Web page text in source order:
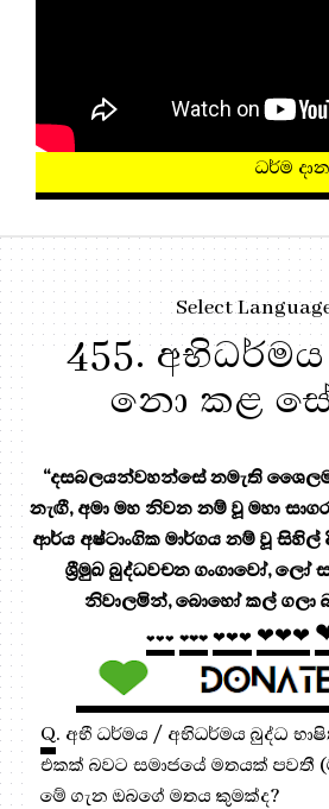
ධර්ම දානය සඳහා, මෙතැන
Select
455.
නො කළ
“දසබලයන්වහන්සේ නමැති
නැඟී, අමා මහ නිවන නම් වූ මහා
ආර්ය අෂ්ටාංගික මාර්ගය නම් වූ
ශ්‍රීමුඛ බුද්ධවචන ගංගාවෝ, ලෝ
නිවාලමින්, බොහෝ කල් ගලා
❤❤❤ ❤❤❤ ❤❤❤ ❤❤❤
Q. අභී ධර්මය / අභිධර්මය බුද්ධ
එකක් බවට සමාජයේ මතයක් පවතී
මේ ගැන ඔබගේ මතය කුමක්ද?